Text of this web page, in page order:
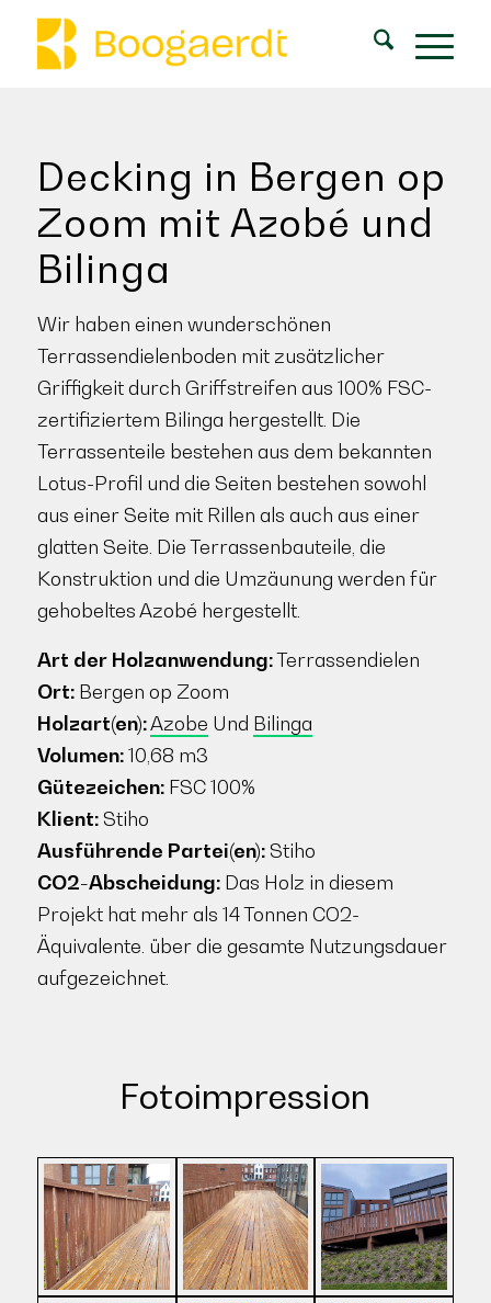
Decking in Bergen op
Zoom mit Azobé und
Bilinga
Wir haben einen wunderschönen
Terrassendielenboden mit zusätzlicher
Griffigkeit durch Griffstreifen aus 100% FSC-
zertifiziertem Bilinga hergestellt. Die
Terrassenteile bestehen aus dem bekannten
Lotus-Profil und die Seiten bestehen sowohl
aus einer Seite mit Rillen als auch aus einer
glatten Seite. Die Terrassenbauteile, die
Konstruktion und die Umzäunung werden für
gehobeltes Azobé hergestellt.
Art der Holzanwendung:Terrassendielen
Ort:Bergen op Zoom
Holzart(en):Azobe Und Bilinga
Volumen:10,68 m3
Gütezeichen:FSC 100%
Klient:Stiho
Ausführende Partei(en):Stiho
CO2-Abscheidung:Das Holz in diesem
Projekt hat mehr als 14 Tonnen CO2-
Äquivalente. über die gesamte Nutzungsdauer
aufgezeichnet.
Fotoimpression